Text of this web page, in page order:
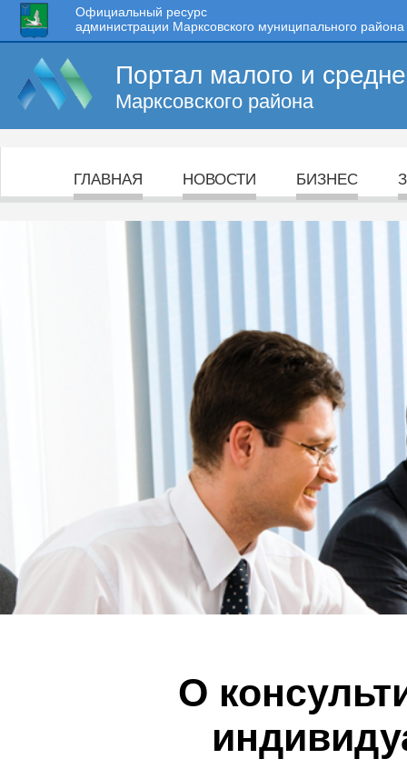
Официальный ресурс
администрации Марксовского муниципального района
Портал малого и
Марксовского района
ГЛАВНАЯ НОВОСТИ БИЗНЕС
О